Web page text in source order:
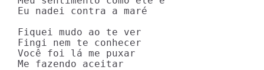
Eu nadei contra a maré
Fiquei mudo ao te ver
Fingi nem te conhecer
Você foi lá me puxar
Me fazendo aceitar